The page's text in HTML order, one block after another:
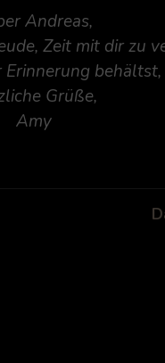
Andreas,
Zeit mit dir zu
Grüße,
Amy